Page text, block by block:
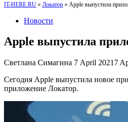
IT-HERE.RU » Локатор » Apple выпустила
Новости
Apple выпустила
Светлана Симагина 7 April 2021 7
Сегодня Apple выпустила новое
приложение Локатор.